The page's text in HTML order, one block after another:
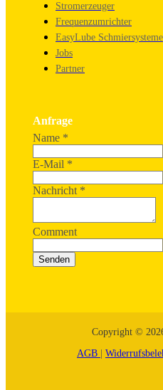
Stromerzeuger
Frequenzumrichter
EasyLube Schmiersysteme
Jobs
Partner
Anfrage
Name *
E-Mail *
Nachricht *
Comment
Senden
Copyright ©
AGB |